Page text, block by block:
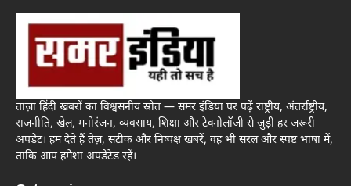
ताज़ा हिंदी खबरों का विश्वसनीय स्रोत — समर इंडिया पर पढ़ें राष्ट्रीय, अंतर्राष्ट्रीय,
राजनीति, खेल, मनोरंजन, व्यवसाय, शिक्षा और टेक्नोलॉजी से जुड़ी हर जरूरी
अपडेट। हम देते हैं तेज़, सटीक और निष्पक्ष खबरें, वह भी सरल और स्पष्ट भाषा में,
ताकि आप हमेशा अपडेटेड रहें।